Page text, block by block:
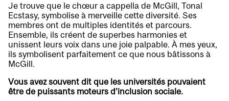
Je trouve que le chœur a cappella de McGill, Tonal
Ecstasy, symbolise à merveille cette diversité. Ses
membres ont de multiples identités et parcours.
Ensemble, ils créent de superbes harmonies et
unissent leurs voix dans une joie palpable. À mes yeux,
ils symbolisent parfaitement ce que nous bâtissons à
McGill.
Vous avez souvent dit que les universités pouvaient
être de puissants moteurs d’inclusion sociale.